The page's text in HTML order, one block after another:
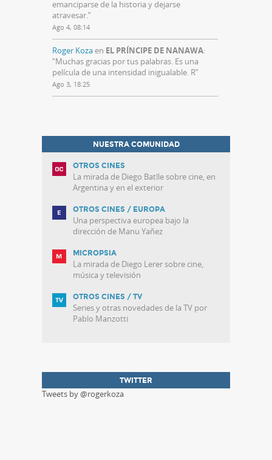
emanciparse de la historia y dejarse
atravesar.”
Ago 4, 08:14
Roger Kozaen EL PRÍNCIPE DE NANAWA:
“Muchas gracias por tus palabras. Es una
película de una intensidad inigualable. R”
Ago 3, 18:25
NUESTRA COMUNIDAD
OTROS CINES
La mirada de Diego Batlle sobre cine, en
Argentina y en el exterior
OTROS CINES / EUROPA
Una perspectiva europea bajo la
dirección de Manu Yañez
MICROPSIA
La mirada de Diego Lerer sobre cine,
música y televisión
OTROS CINES / TV
Series y otras novedades de la TV por
Pablo Manzotti
TWITTER
Tweets by @rogerkoza